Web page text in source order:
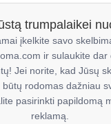
trumpalaikei
įkelkite savo
ir sulaukite dar
Jei norite, kad Jūsų
būtų rodomas dažniau
pasirinkti papildomą
reklamą.